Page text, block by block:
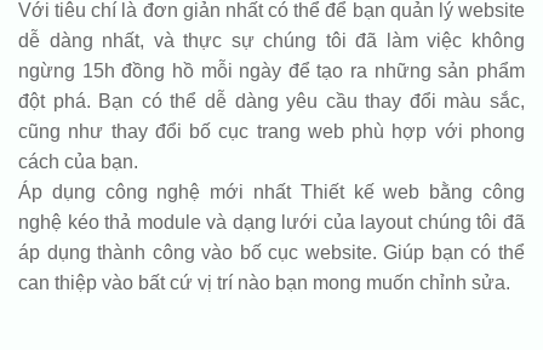
Với tiêu chí là đơn giản nhất có thể để bạn quản lý website
dễ dàng nhất, và thực sự chúng tôi đã làm việc không
ngừng 15h đồng hồ mỗi ngày để tạo ra những sản phẩm
đột phá. Bạn có thể dễ dàng yêu cầu thay đổi màu sắc,
cũng như thay đổi bố cục trang web phù hợp với phong
cách của bạn.
Áp dụng công nghệ mới nhất Thiết kế web bằng công
nghệ kéo thả module và dạng lưới của layout chúng tôi đã
áp dụng thành công vào bố cục website. Giúp bạn có thể
can thiệp vào bất cứ vị trí nào bạn mong muốn chỉnh sửa.